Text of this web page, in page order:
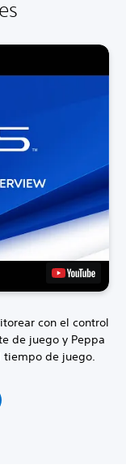
con el control
de juego y Peppa
de juego.